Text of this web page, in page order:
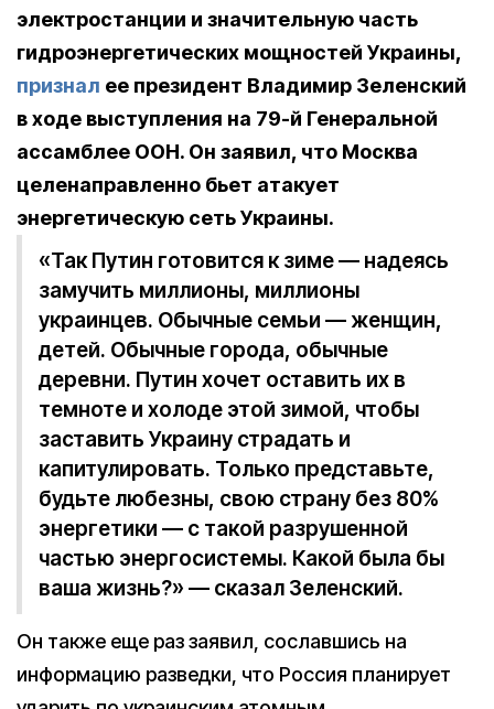
электростанции и значительную часть
гидроэнергетических мощностей Украины,
признал ее президент Владимир Зеленский
в ходе выступления на 79-й Генеральной
ассамблее ООН. Он заявил, что Москва
целенаправленно бьет атакует
энергетическую сеть Украины.
«Так Путин готовится к зиме — надеясь
замучить миллионы, миллионы
украинцев. Обычные семьи — женщин,
детей. Обычные города, обычные
деревни. Путин хочет оставить их в
темноте и холоде этой зимой, чтобы
заставить Украину страдать и
капитулировать. Только представьте,
будьте любезны, свою страну без 80%
энергетики — с такой разрушенной
частью энергосистемы. Какой была бы
ваша жизнь?» — сказал Зеленский.
Он также еще раз заявил, сославшись на
информацию разведки, что Россия планирует